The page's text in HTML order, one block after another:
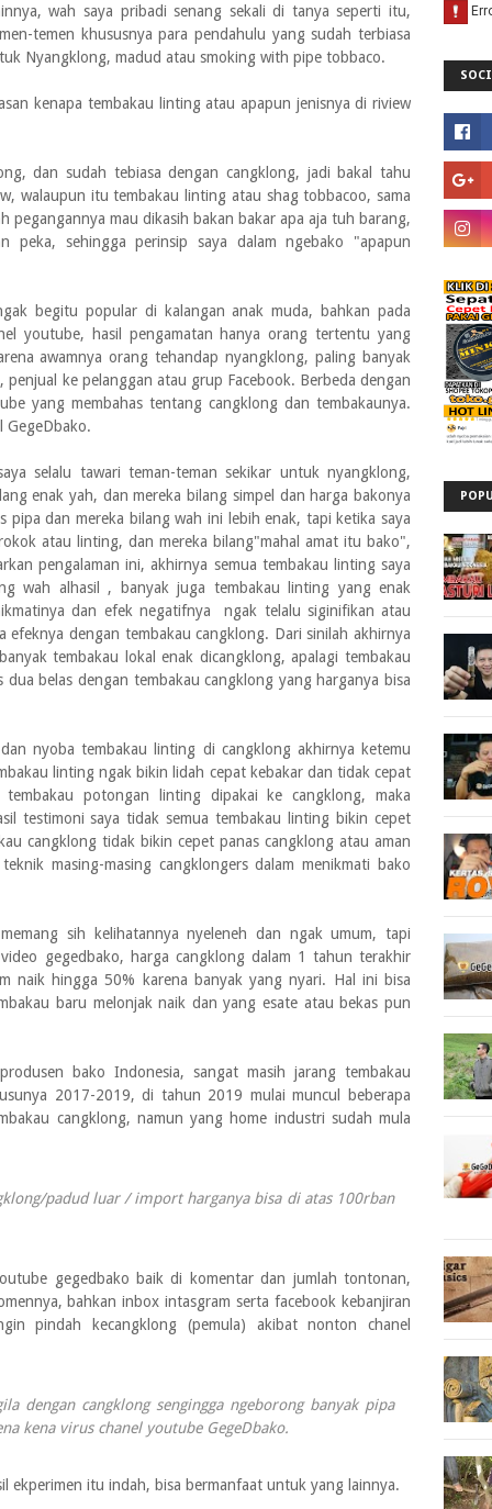
wah saya pribadi senang sekali di tanya seperti itu,
temen khususnya para pendahulu yang sudah terbiasa
Nyangklong, madud atau smoking with pipe tobbaco.
kenapa tembakau linting atau apapun jenisnya di riview
dan sudah tebiasa dengan cangklong, jadi bakal tahu
walaupun itu tembakau linting atau shag tobbacoo, sama
pegangannya mau dikasih bakan bakar apa aja tuh barang,
peka, sehingga perinsip saya dalam ngebako "apapun
begitu popular di kalangan anak muda, bahkan pada
youtube, hasil pengamatan hanya orang tertentu yang
awamnya orang tehandap nyangklong, paling banyak
ke pelanggan atau grup Facebook. Berbeda dengan
yang membahas tentang cangklong dan tembakaunya.
GegeDbako.
selalu tawari teman-teman sekikar untuk nyangklong,
enak yah, dan mereka bilang simpel dan harga bakonya
pipa dan mereka bilang wah ini lebih enak, tapi ketika saya
atau linting, dan mereka bilang"mahal amat itu bako",
pengalaman ini, akhirnya semua tembakau linting saya
wah alhasil , banyak juga tembakau linting yang enak
dan efek negatifnya ngak telalu siginifikan atau
efeknya dengan tembakau cangklong. Dari sinilah akhirnya
tembakau lokal enak dicangklong, apalagi tembakau
belas dengan tembakau cangklong yang harganya bisa
nyoba tembakau linting di cangklong akhirnya ketemu
linting ngak bikin lidah cepat kebakar dan tidak cepat
potongan linting dipakai ke cangklong, maka
testimoni saya tidak semua tembakau linting bikin cepet
cangklong tidak bikin cepet panas cangklong atau aman
masing-masing cangklongers dalam menikmati bako
sih kelihatannya nyeleneh dan ngak umum, tapi
gegedbako, harga cangklong dalam 1 tahun terakhir
naik hingga 50% karena banyak yang nyari. Hal ini bisa
baru melonjak naik dan yang esate atau bekas pun
bako Indonesia, sangat masih jarang tembakau
2017-2019, di tahun 2019 mulai muncul beberapa
cangklong, namun yang home industri sudah mula
padud luar / import harganya bisa di atas 100rban
gegedbako baik di komentar dan jumlah tontonan,
bahkan inbox intasgram serta facebook kebanjiran
pindah kecangklong (pemula) akibat nonton chanel
dengan cangklong sengingga ngeborong banyak pipa
kena virus chanel youtube GegeDbako.
ekperimen itu indah, bisa bermanfaat untuk yang lainnya.